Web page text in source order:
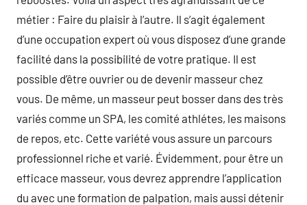
métier : Faire du plaisir à l’autre. Il s’agit également
d’une occupation expert où vous disposez d’une grande
facilité dans la possibilité de votre pratique. Il est
possible d’être ouvrier ou de devenir masseur chez
vous. De même, un masseur peut bosser dans des très
variés comme un SPA, les comité athlétes, les maisons
de repos, etc. Cette variété vous assure un parcours
professionnel riche et varié. Évidemment, pour être un
efficace masseur, vous devrez apprendre l’application
du avec une formation de palpation, mais aussi détenir